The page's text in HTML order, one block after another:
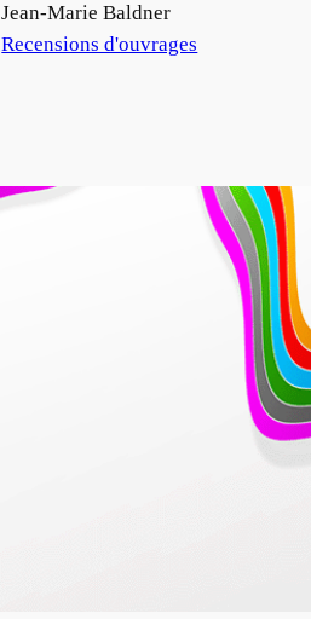
Auteur
Jean-Marie Baldner
Par rapport à
Recensions d'ouvrages